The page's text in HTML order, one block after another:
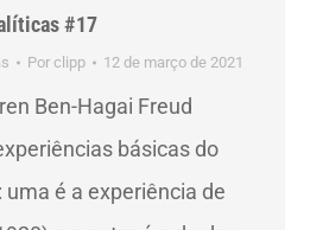
#17
Por clipp 12 de março de 2021
Ben-Hagai Freud
básicas do
é a experiência de